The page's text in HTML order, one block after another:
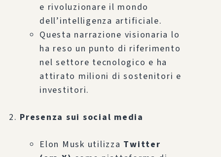
e rivoluzionare il mondo
dell’intelligenza artificiale.
Questa narrazione visionaria lo
ha reso un punto di riferimento
nel settore tecnologico e ha
attirato milioni di sostenitori e
investitori.
Presenza sui social media
Elon Musk utilizza Twitter